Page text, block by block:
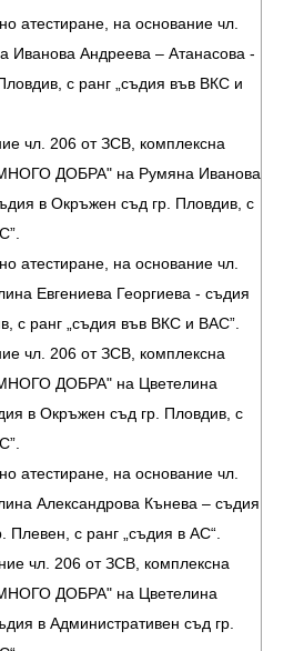
на основание чл.
Иванова Андреева – Атанасова -
с ранг „съдия във ВКС и
чл. 206 от ЗСВ, комплексна
ДОБРА" на Румяна Иванова
в Окръжен съд гр. Пловдив, с
на основание чл.
Евгениева Георгиева - съдия
с ранг „съдия във ВКС и ВАС”.
чл. 206 от ЗСВ, комплексна
ДОБРА" на Цветелина
в Окръжен съд гр. Пловдив, с
на основание чл.
Александрова Кънева – съдия
Плевен, с ранг „съдия в АС“.
чл. 206 от ЗСВ, комплексна
ДОБРА" на Цветелина
в Административен съд гр.